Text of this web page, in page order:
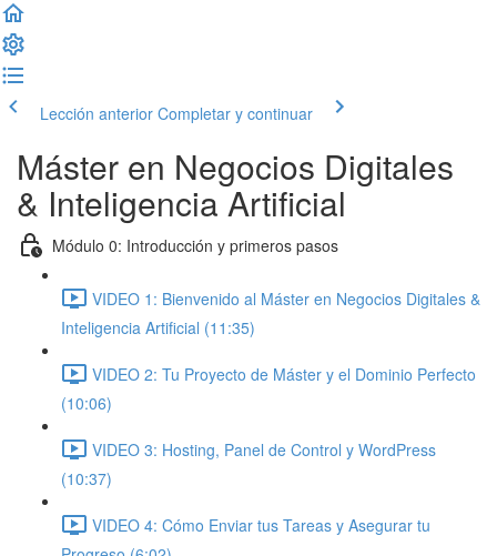
Lección anterior Completar y continuar
Máster en Negocios Digitales
& Inteligencia Artificial
Módulo 0: Introducción y primeros pasos
VIDEO 1: Bienvenido al Máster en Negocios Digitales &
Inteligencia Artificial (11:35)
VIDEO 2: Tu Proyecto de Máster y el Dominio Perfecto
(10:06)
VIDEO 3: Hosting, Panel de Control y WordPress
(10:37)
VIDEO 4: Cómo Enviar tus Tareas y Asegurar tu